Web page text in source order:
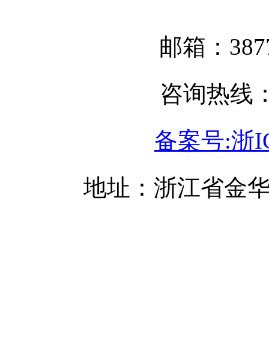
邮箱：
咨询热线
备案号:浙
地址：浙江省金